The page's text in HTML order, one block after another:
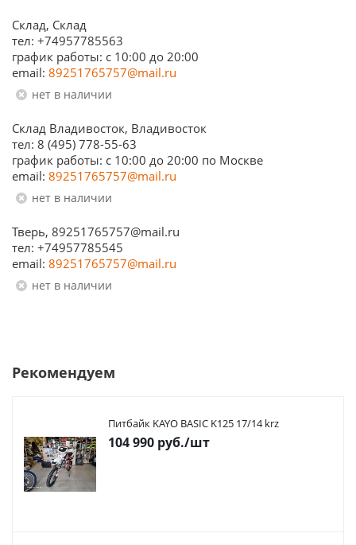
Склад, Склад
тел: +74957785563
график работы: c 10:00 до 20:00
email: 89251765757@mail.ru
Нет в наличии
Склад Владивосток, Владивосток
тел: 8 (495) 778-55-63
график работы: с 10:00 до 20:00 по Москве
email: 89251765757@mail.ru
Нет в наличии
Тверь, 89251765757@mail.ru
тел: +74957785545
email: 89251765757@mail.ru
Нет в наличии
Рекомендуем
Питбайк KAYO BASIC K125 17/14 krz
104 990 руб./шт